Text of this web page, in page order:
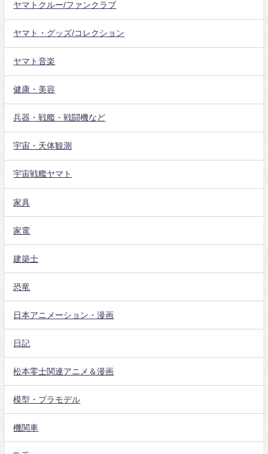
ヤマトクルー/ファンクラブ
ヤマト・グッズ/コレクション
ヤマト音楽
健康・美容
兵器・戦艦・戦闘機など
宇宙・天体観測
宇宙戦艦ヤマト
家具
家電
建築士
恐竜
日本アニメーション・漫画
日記
松本零士関連アニメ＆漫画
模型・プラモデル
機関車